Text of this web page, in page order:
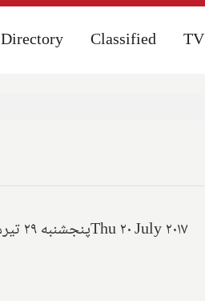
Directory Classified TV
Directory Classified TV
پنجشنبه ۲۹ تیرماه ۱۳۹۶Thu ۲۰ July ۲۰۱۷